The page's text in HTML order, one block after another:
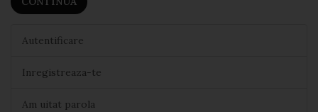
Autentificare
Inregistreaza-te
Am uitat parola